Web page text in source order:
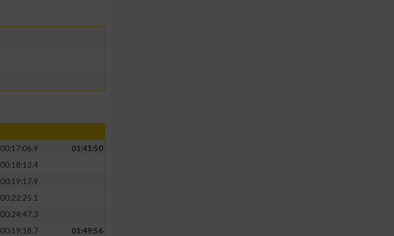
00:17:06.9
01:41:50
00:18:13.4
00:19:17.9
00:22:25.1
00:24:47.3
00:19:18.7
01:49:56